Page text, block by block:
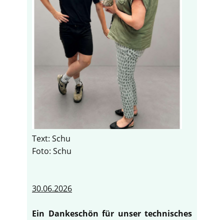
Text: Schu
Foto: Schu
30.06.2026
Ein Dankeschön für unser technisches